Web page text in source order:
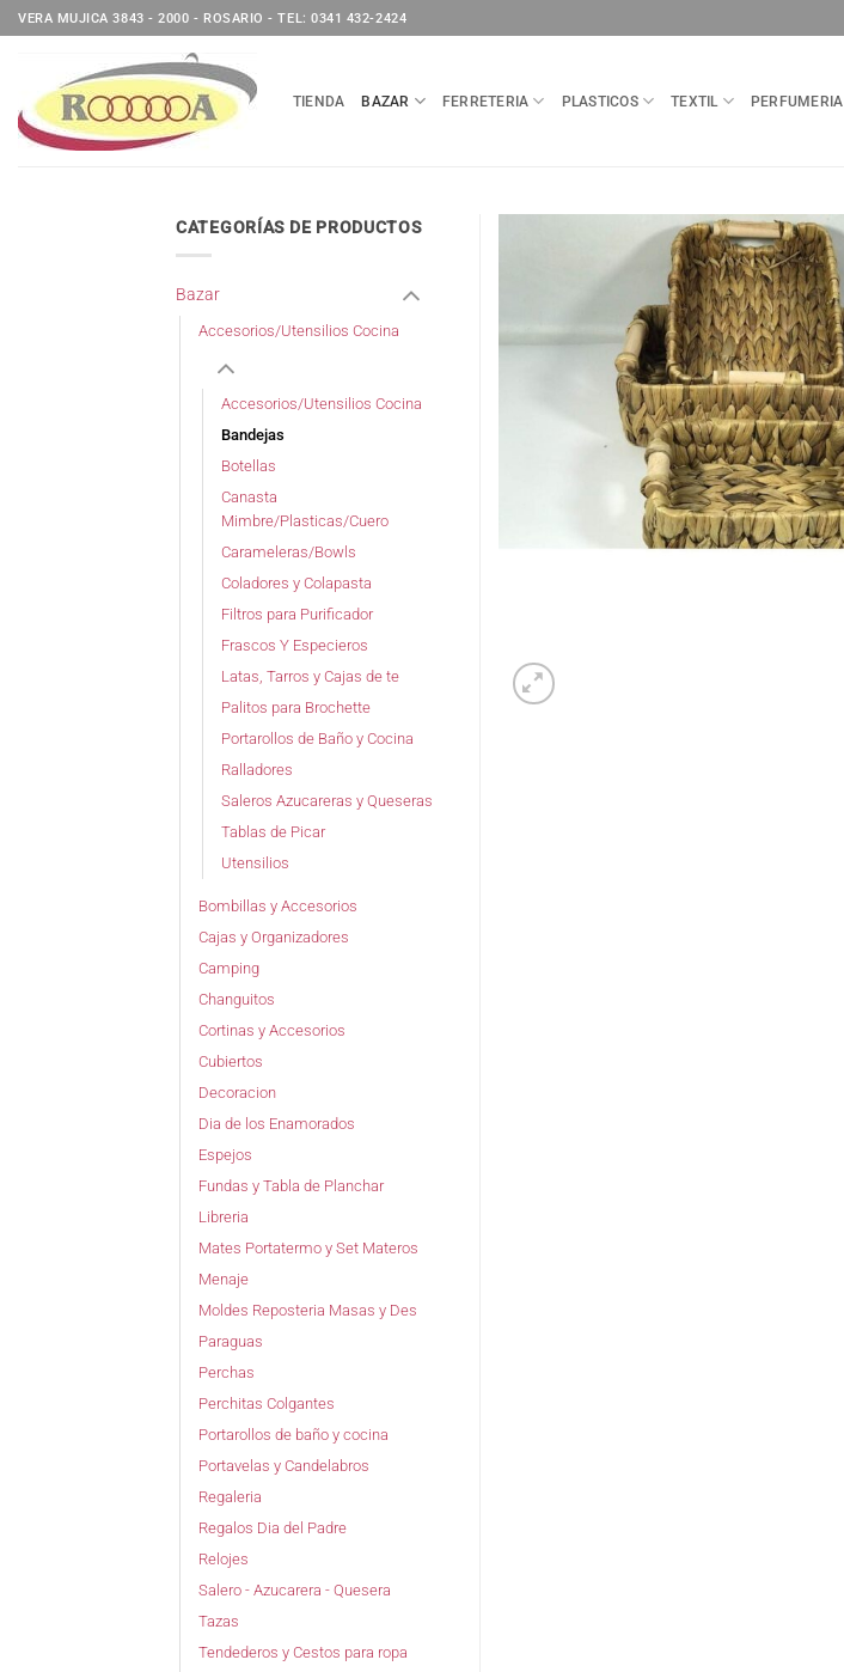
Saltar
al
VERA MUJICA 3843 - 2000 - ROSARIO - TEL: 0341 432-2424
TIENDA BAZAR FERRETERIA PLASTICOS TEXTIL PERFUMERIA
CATEGORÍAS DE PRODUCTOS
Bazar
Accesorios/Utensilios Cocina
Accesorios/Utensilios Cocina
Bandejas
Botellas
Canasta
Mimbre/Plasticas/Cuero
Carameleras/Bowls
Coladores y Colapasta
Filtros para Purificador
Frascos Y Especieros
Latas, Tarros y Cajas de te
Palitos para Brochette
Portarollos de Baño y Cocina
Ralladores
Saleros Azucareras y Queseras
Tablas de Picar
Utensilios
Bombillas y Accesorios
Cajas y Organizadores
Camping
Changuitos
Cortinas y Accesorios
Cubiertos
Decoracion
Dia de los Enamorados
Espejos
Fundas y Tabla de Planchar
Libreria
Mates Portatermo y Set Materos
Menaje
Moldes Reposteria Masas y Des
Paraguas
Perchas
Perchitas Colgantes
Portarollos de baño y cocina
Portavelas y Candelabros
Regaleria
Regalos Dia del Padre
Relojes
Salero - Azucarera - Quesera
Tazas
Tendederos y Cestos para ropa